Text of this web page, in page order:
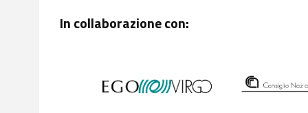
In collaborazione con: